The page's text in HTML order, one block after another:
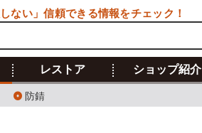
防錆
レストア ショップ紹介
ない」信頼できる情報をチェック！